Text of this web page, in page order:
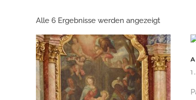
Alle 6 Ergebnisse werden angezeigt